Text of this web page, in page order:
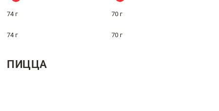
74 г 70 г
74 г 70 г
ПИЦЦА